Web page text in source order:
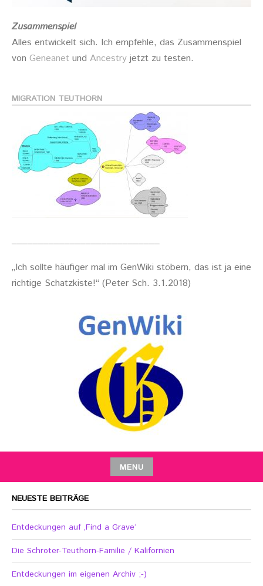
Zusammenspiel
Alles entwickelt sich. Ich empfehle, das Zusammenspiel
von Geneanet und Ancestry jetzt zu testen.
MIGRATION TEUTHORN
„Ich sollte häufiger mal im GenWiki stöbern, das ist ja eine
richtige Schatzkiste!“ (Peter Sch. 3.1.2018)
MENU
NEUESTE BEITRÄGE
Entdeckungen auf ‚Find a Grave‘
Die Schroter-Teuthorn-Familie / Kalifornien
Entdeckungen im eigenen Archiv ;-)